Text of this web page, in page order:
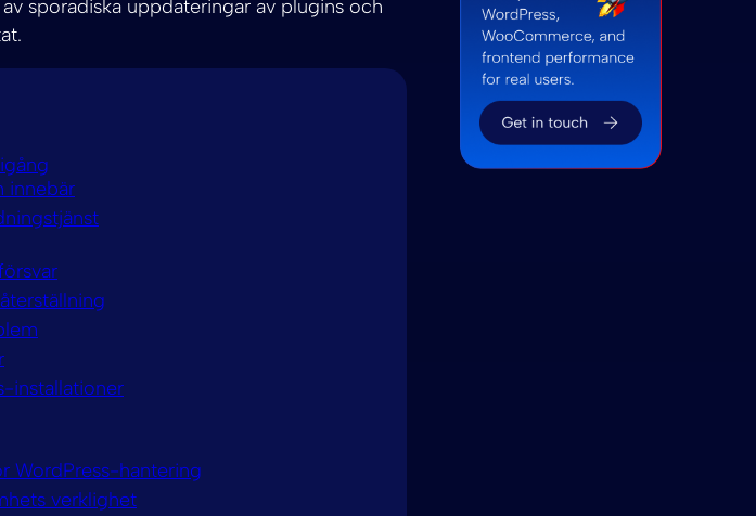
sporadiska uppdateringar av plugins och
innebär
installationer
WordPress-hantering
verklighet